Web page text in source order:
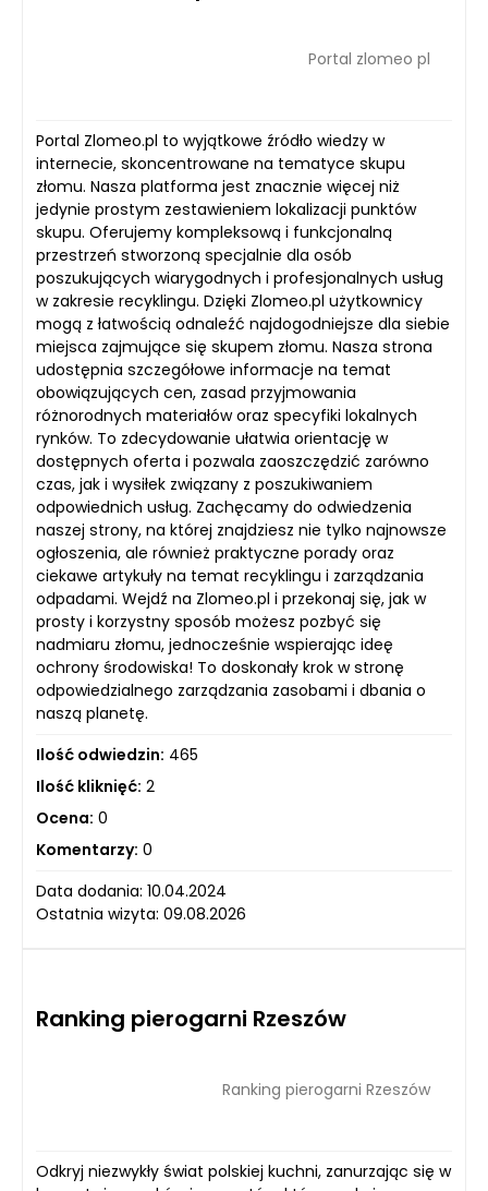
Portal zlomeo pl
Portal Zlomeo.pl to wyjątkowe źródło wiedzy w
internecie, skoncentrowane na tematyce skupu
złomu. Nasza platforma jest znacznie więcej niż
jedynie prostym zestawieniem lokalizacji punktów
skupu. Oferujemy kompleksową i funkcjonalną
przestrzeń stworzoną specjalnie dla osób
poszukujących wiarygodnych i profesjonalnych usług
w zakresie recyklingu. Dzięki Zlomeo.pl użytkownicy
mogą z łatwością odnaleźć najdogodniejsze dla siebie
miejsca zajmujące się skupem złomu. Nasza strona
udostępnia szczegółowe informacje na temat
obowiązujących cen, zasad przyjmowania
różnorodnych materiałów oraz specyfiki lokalnych
rynków. To zdecydowanie ułatwia orientację w
dostępnych oferta i pozwala zaoszczędzić zarówno
czas, jak i wysiłek związany z poszukiwaniem
odpowiednich usług. Zachęcamy do odwiedzenia
naszej strony, na której znajdziesz nie tylko najnowsze
ogłoszenia, ale również praktyczne porady oraz
ciekawe artykuły na temat recyklingu i zarządzania
odpadami. Wejdź na Zlomeo.pl i przekonaj się, jak w
prosty i korzystny sposób możesz pozbyć się
nadmiaru złomu, jednocześnie wspierając ideę
ochrony środowiska! To doskonały krok w stronę
odpowiedzialnego zarządzania zasobami i dbania o
naszą planetę.
Ilość odwiedzin: 465
Ilość kliknięć: 2
Ocena: 0
Komentarzy: 0
Data dodania: 10.04.2024
Ostatnia wizyta: 09.08.2026
Ranking pierogarni Rzeszów
Ranking pierogarni Rzeszów
Odkryj niezwykły świat polskiej kuchni, zanurzając się w